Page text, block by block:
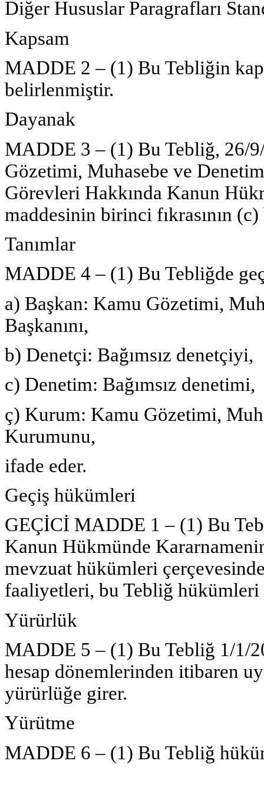
Diğer Hususlar Paragrafları
Kapsam
MADDE 2 – (1) Bu Tebliğin
belirlenmiştir.
Dayanak
MADDE 3 – (1) Bu Tebliğ, 26/
Gözetimi, Muhasebe ve
Görevleri Hakkında Kanun
maddesinin birinci fıkrasının (c)
Tanımlar
MADDE 4 – (1) Bu Tebliğde
a) Başkan: Kamu Gözetimi,
Başkanını,
b) Denetçi: Bağımsız denetçiyi,
c) Denetim: Bağımsız denetimi,
ç) Kurum: Kamu Gözetimi,
Kurumunu,
ifade eder.
Geçiş hükümleri
GEÇİCİ MADDE 1 – (1) Bu
Kanun Hükmünde
mevzuat hükümleri
faaliyetleri, bu Tebliğ
Yürürlük
MADDE 5 – (1) Bu Tebliğ 1/1/
hesap dönemlerinden itibaren
yürürlüğe girer.
Yürütme
MADDE 6 – (1) Bu Tebliğ